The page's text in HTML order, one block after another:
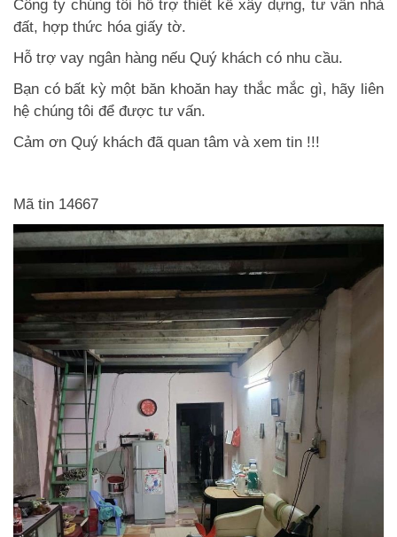
Công ty chúng tôi hỗ trợ thiết kế xây dựng, tư vấn nhà
đất, hợp thức hóa giấy tờ.
Hỗ trợ vay ngân hàng nếu Quý khách có nhu cầu.
Bạn có bất kỳ một băn khoăn hay thắc mắc gì, hãy liên
hệ chúng tôi để được tư vấn.
Cảm ơn Quý khách đã quan tâm và xem tin !!!
Mã tin 14667